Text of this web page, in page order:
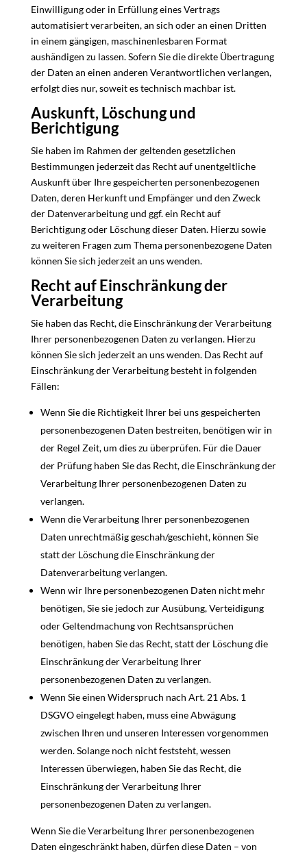
Einwilligung oder in Erfüllung eines Vertrags
automatisiert verarbeiten, an sich oder an einen Dritten
in einem gängigen, maschinenlesbaren Format
aushändigen zu lassen. Sofern Sie die direkte Übertragung
der Daten an einen anderen Verantwortlichen verlangen,
erfolgt dies nur, soweit es technisch machbar ist.
Auskunft, Löschung und
Berichtigung
Sie haben im Rahmen der geltenden gesetzlichen
Bestimmungen jederzeit das Recht auf unentgeltliche
Auskunft über Ihre gespeicherten personenbezogenen
Daten, deren Herkunft und Empfänger und den Zweck
der Datenverarbeitung und ggf. ein Recht auf
Berichtigung oder Löschung dieser Daten. Hierzu sowie
zu weiteren Fragen zum Thema personenbezogene Daten
können Sie sich jederzeit an uns wenden.
Recht auf Einschränkung der
Verarbeitung
Sie haben das Recht, die Einschränkung der Verarbeitung
Ihrer personenbezogenen Daten zu verlangen. Hierzu
können Sie sich jederzeit an uns wenden. Das Recht auf
Einschränkung der Verarbeitung besteht in folgenden
Fällen:
Wenn Sie die Richtigkeit Ihrer bei uns gespeicherten
personenbezogenen Daten bestreiten, benötigen wir in
der Regel Zeit, um dies zu überprüfen. Für die Dauer
der Prüfung haben Sie das Recht, die Einschränkung der
Verarbeitung Ihrer personenbezogenen Daten zu
verlangen.
Wenn die Verarbeitung Ihrer personenbezogenen
Daten unrechtmäßig geschah/geschieht, können Sie
statt der Löschung die Einschränkung der
Datenverarbeitung verlangen.
Wenn wir Ihre personenbezogenen Daten nicht mehr
benötigen, Sie sie jedoch zur Ausübung, Verteidigung
oder Geltendmachung von Rechtsansprüchen
benötigen, haben Sie das Recht, statt der Löschung die
Einschränkung der Verarbeitung Ihrer
personenbezogenen Daten zu verlangen.
Wenn Sie einen Widerspruch nach Art. 21 Abs. 1
DSGVO eingelegt haben, muss eine Abwägung
zwischen Ihren und unseren Interessen vorgenommen
werden. Solange noch nicht feststeht, wessen
Interessen überwiegen, haben Sie das Recht, die
Einschränkung der Verarbeitung Ihrer
personenbezogenen Daten zu verlangen.
Wenn Sie die Verarbeitung Ihrer personenbezogenen
Daten eingeschränkt haben, dürfen diese Daten – von